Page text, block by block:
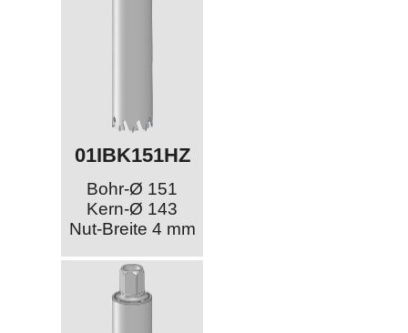
01IBK151HZ
Bohr-Ø 151
Kern-Ø 143
Nut-Breite 4 mm